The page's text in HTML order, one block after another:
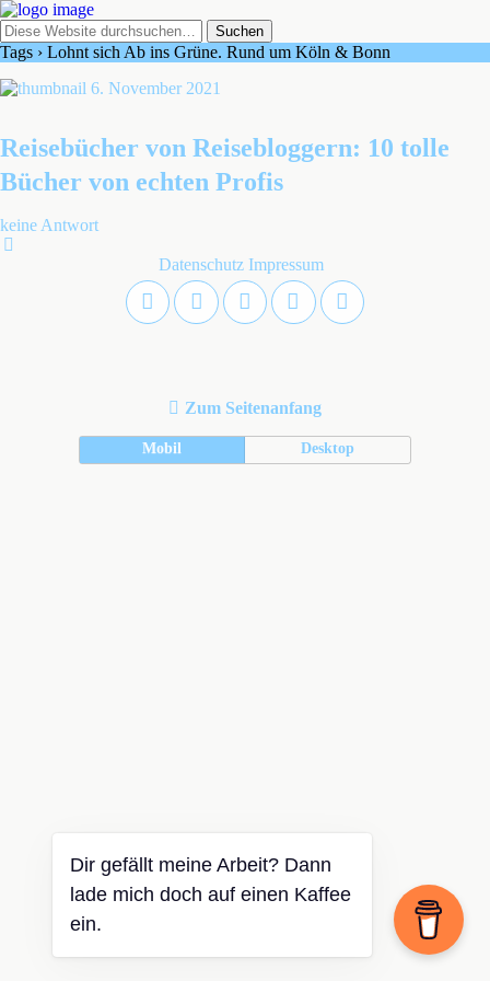
Tags › Lohnt sich Ab ins Grüne. Rund um Köln & Bonn
6. November 2021
Reisebücher von Reisebloggern: 10 tolle
Bücher von echten Profis
keine Antwort
Datenschutz Impressum
Zum Seitenanfang
Mobil Desktop
Dir gefällt meine Arbeit? Dann
lade mich doch auf einen Kaffee
ein.